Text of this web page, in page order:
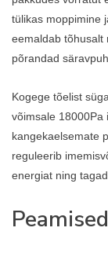
tülikas moppimine
eemaldab tõhusalt
põrandad
Kogege tõelist
võimsale 18000Pa
kangekaelsemate
reguleerib
energiat ning